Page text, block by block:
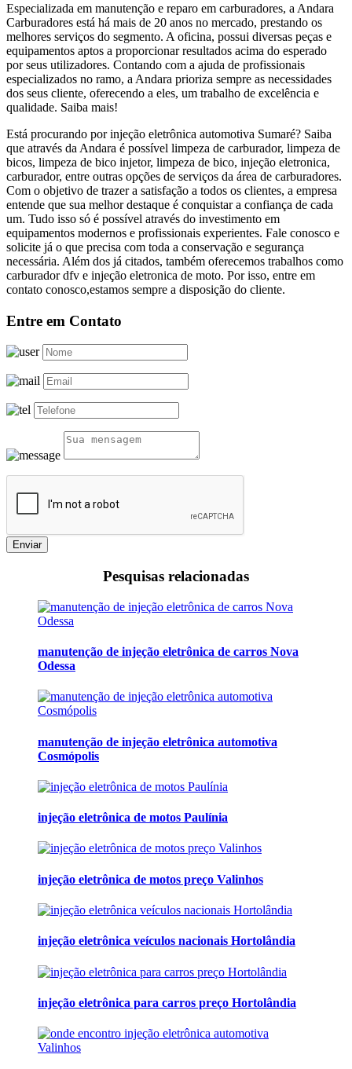
Especializada em manutenção e reparo em carburadores, a Andara
Carburadores está há mais de 20 anos no mercado, prestando os
melhores serviços do segmento. A oficina, possui diversas peças e
equipamentos aptos a proporcionar resultados acima do esperado
por seus utilizadores. Contando com a ajuda de profissionais
especializados no ramo, a Andara prioriza sempre as necessidades
dos seus cliente, oferecendo a eles, um trabalho de excelência e
qualidade. Saiba mais!
Está procurando por injeção eletrônica automotiva Sumaré? Saiba
que através da Andara é possível limpeza de carburador, limpeza de
bicos, limpeza de bico injetor, limpeza de bico, injeção eletronica,
carburador, entre outras opções de serviços da área de carburadores.
Com o objetivo de trazer a satisfação a todos os clientes, a empresa
entende que sua melhor destaque é conquistar a confiança de cada
um. Tudo isso só é possível através do investimento em
equipamentos modernos e profissionais experientes. Fale conosco e
solicite já o que precisa com toda a conservação e segurança
necessária. Além dos já citados, também oferecemos trabalhos como
carburador dfv e injeção eletronica de moto. Por isso, entre em
contato conosco,estamos sempre a disposição do cliente.
Entre em Contato
Enviar
Pesquisas relacionadas
manutenção de injeção eletrônica de carros Nova
Odessa
manutenção de injeção eletrônica automotiva
Cosmópolis
injeção eletrônica de motos Paulínia
injeção eletrônica de motos preço Valinhos
injeção eletrônica veículos nacionais Hortolândia
injeção eletrônica para carros preço Hortolândia